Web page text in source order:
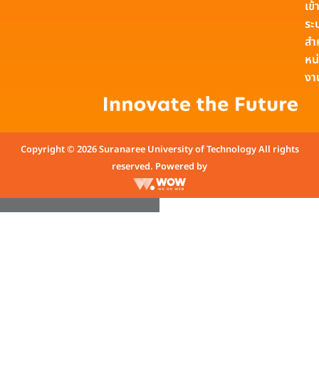
เข้
ร
ส
ห
ง
Copyright © 2026 Suranaree University of Technology All rights
reserved. Powered by